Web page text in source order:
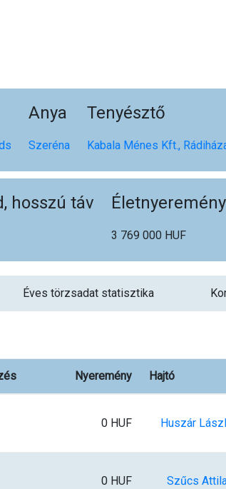
Anya
Szeréna
Tenyésztő
Kabala Ménes Kft.,
hosszú táv Életnyeremény
3 769 000 HUF
Éves törzsadat statisztika
Nyeremény Hajtó
0 HUF Huszár
0 HUF Szűcs